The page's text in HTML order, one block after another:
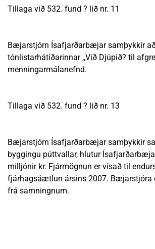
Tillaga við 532. fund ? lið nr. 11
Bæjarstjórn Ísafjarðarbæjar samþykkir
tónlistarhátíðarinnar ,,Við Djúpið? til
menningarmálanefnd.
Tillaga við 532. fund ? lið nr. 13
Bæjarstjórn Ísafjarðarbæjar samþykkir
byggingu púttvallar, hlutur
milljónir kr. Fjármögnun er vísað til
fjárhagsáætlun ársins 2007. Bæjarstjóra
frá samningnum.